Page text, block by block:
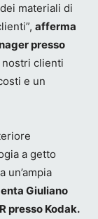
materiali di
afferma
presso
nostri clienti
e un
a getto
un’ampia
Giuliano
presso Kodak.